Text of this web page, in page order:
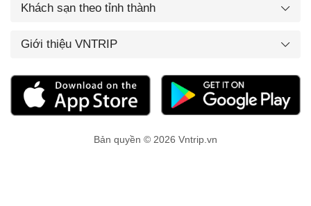
Khách sạn theo tỉnh thành
Giới thiệu VNTRIP
Bản quyền © 2026 Vntrip.vn